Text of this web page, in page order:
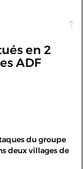
en 2
ADF
du groupe
deux villages de